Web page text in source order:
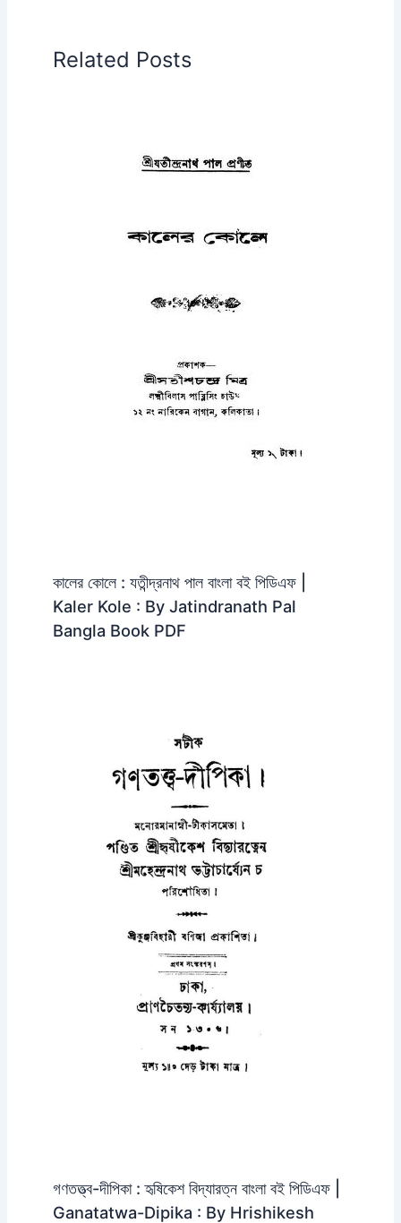
Related Posts
কালের কোলে : যতীন্দ্রনাথ পাল বাংলা বই পিডিএফ |
Kaler Kole : By Jatindranath Pal
Bangla Book PDF
গণতত্ত্ব-দীপিকা : হৃষিকেশ বিদ্যারত্ন বাংলা বই পিডিএফ |
Ganatatwa-Dipika : By Hrishikesh